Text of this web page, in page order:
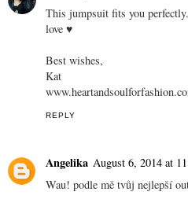
This jumpsuit fits you
love ♥
Best wishes,
Kat
REPLY
Angelika August 6, 2014 at
Wau! podle mě tvůj nejlepší